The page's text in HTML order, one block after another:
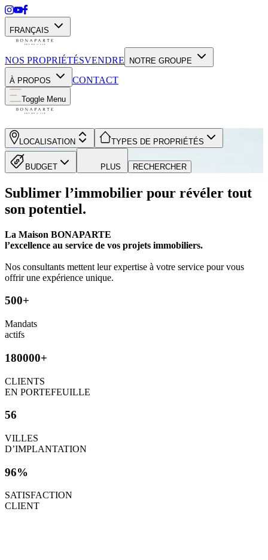
FRANÇAIS
NOS PROPRIÉTÉSVENDRE NOTRE GROUPE
À PROPOS CONTACT
Toggle Menu
LOCALISATION TYPES DE PROPRIÉTÉS
BUDGET PLUS RECHERCHER
Sublimer l’immobilier pour révéler tout
son potentiel.
La Maison BONAPARTE
l’excellence au service de vos projets immobiliers.
Nos consultants mettent leur expertise à votre service pour vous
offrir une expérience unique.
500+
Mandats
actifs
180000+
CLIENTS
EN PORTEFEUILLE
56
VILLES
D’IMPLANTATION
96%
SATISFACTION
CLIENT